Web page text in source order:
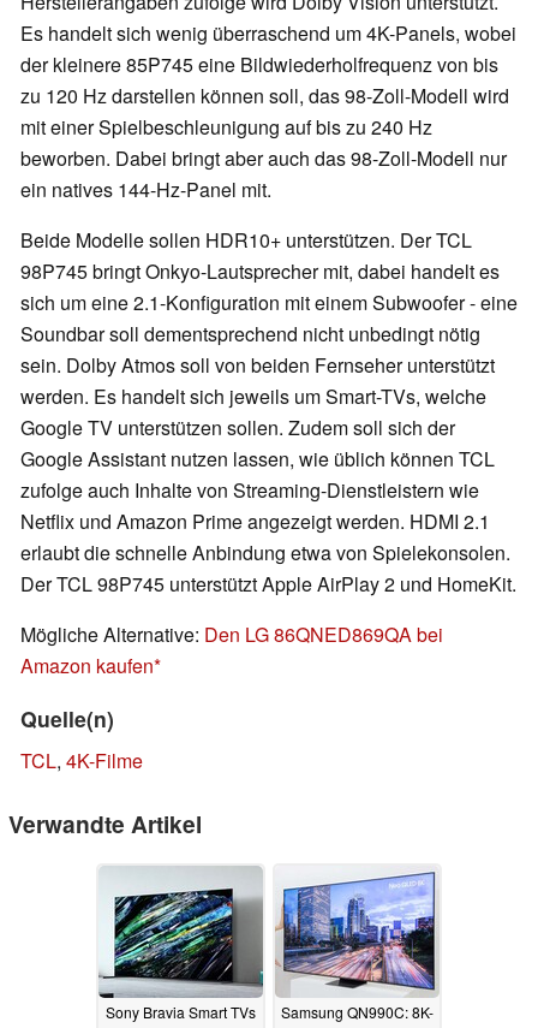
Es handelt sich wenig überraschend um 4K-Panels, wobei
der kleinere 85P745 eine Bildwiederholfrequenz von bis
zu 120 Hz darstellen können soll, das 98-Zoll-Modell wird
mit einer Spielbeschleunigung auf bis zu 240 Hz
beworben. Dabei bringt aber auch das 98-Zoll-Modell nur
ein natives 144-Hz-Panel mit.
Beide Modelle sollen HDR10+ unterstützen. Der TCL
98P745 bringt Onkyo-Lautsprecher mit, dabei handelt es
sich um eine 2.1-Konfiguration mit einem Subwoofer - eine
Soundbar soll dementsprechend nicht unbedingt nötig
sein. Dolby Atmos soll von beiden Fernseher unterstützt
werden. Es handelt sich jeweils um Smart-TVs, welche
Google TV unterstützen sollen. Zudem soll sich der
Google Assistant nutzen lassen, wie üblich können TCL
zufolge auch Inhalte von Streaming-Dienstleistern wie
Netflix und Amazon Prime angezeigt werden. HDMI 2.1
erlaubt die schnelle Anbindung etwa von Spielekonsolen.
Der TCL 98P745 unterstützt Apple AirPlay 2 und HomeKit.
Mögliche Alternative: Den LG 86QNED869QA bei
Amazon kaufen
Quelle(n)
TCL, 4K-Filme
Verwandte Artikel
Sony Bravia Smart TVs
Samsung QN990C: 8K-